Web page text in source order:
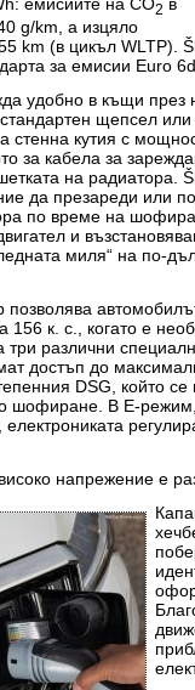
2
g/km, а изцяло
km (в цикъл WLTP).
за емисии Euro
удобно в къщи през
щепсел или
стенна кутия с
за кабела за
на радиатора.
да презареди или
по време на
и
миля“ на по-
позволява
к. с., когато е
три различни
достъп до
DSG, който
шофиране. В E-режим,
напрежение е